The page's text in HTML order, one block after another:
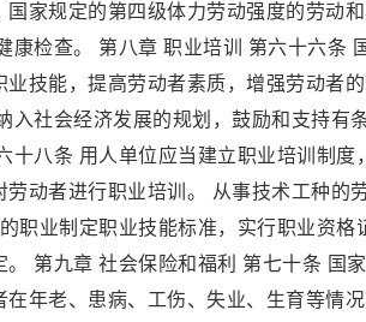
家规定的第四级体力劳动强度的劳动
康检查。 第八章 职业培训 第六十六条
技能，提高劳动者素质，增强劳动者
入社会经济发展的规划，鼓励和支持有
八条 用人单位应当建立职业培训制度
动者进行职业培训。 从事技术工种的
职业制定职业技能标准，实行职业资格
第九章 社会保险和福利 第七十条 国
年老、患病、工伤、失业、生育等情